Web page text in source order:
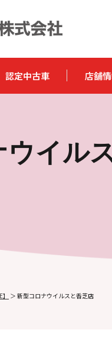
認定中古車 店舗
イル
＞ 新型コロナウイルスと香芝店